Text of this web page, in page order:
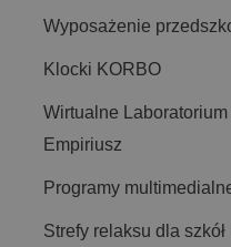
Wyposażenie
Klocki KORBO
Wirtualne Laboratorium
Empiriusz
Programy
Strefy relaksu dla szkół